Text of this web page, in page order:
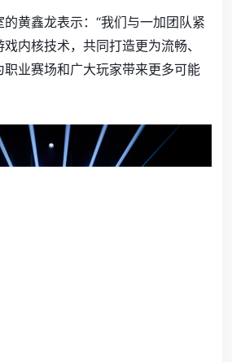
黄鑫龙表示：“我们与一加团队紧
内核技术，共同打造更为流畅、
业赛场和广大玩家带来更多可能